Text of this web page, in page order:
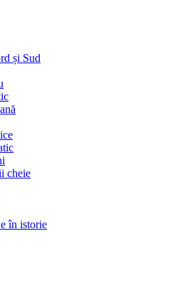
și Sud
cheie
în istorie